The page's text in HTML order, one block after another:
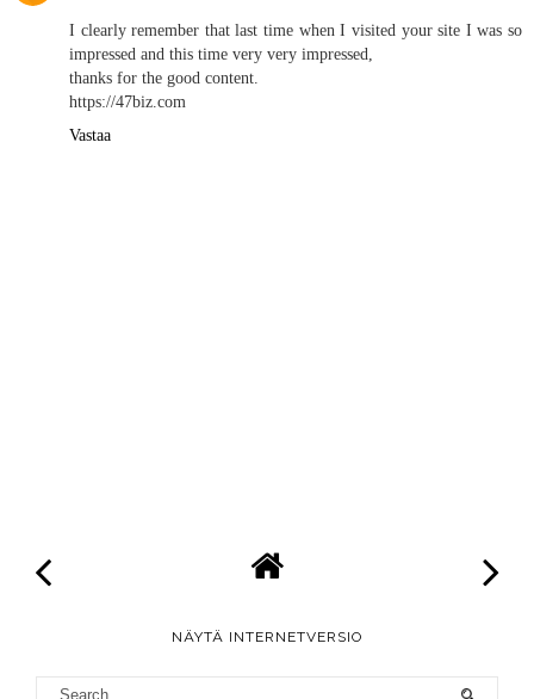
I clearly remember that last time when I visited your site I was so
impressed and this time very very impressed,
thanks for the good content.
https://47biz.com
Vastaa
NÄYTÄ INTERNETVERSIO